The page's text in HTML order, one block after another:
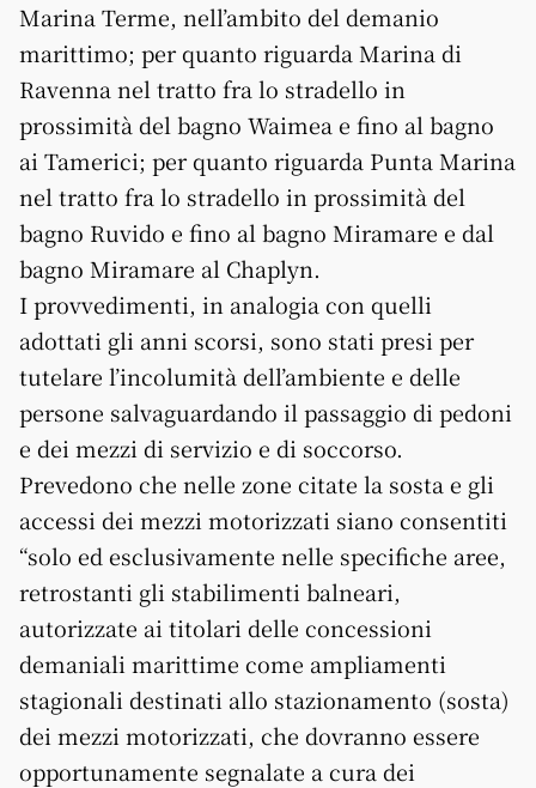
Marina Terme, nell’ambito del demanio
marittimo; per quanto riguarda Marina di
Ravenna nel tratto fra lo stradello in
prossimità del bagno Waimea e fino al bagno
ai Tamerici; per quanto riguarda Punta Marina
nel tratto fra lo stradello in prossimità del
bagno Ruvido e fino al bagno Miramare e dal
bagno Miramare al Chaplyn.
I provvedimenti, in analogia con quelli
adottati gli anni scorsi, sono stati presi per
tutelare l’incolumità dell’ambiente e delle
persone salvaguardando il passaggio di pedoni
e dei mezzi di servizio e di soccorso.
Prevedono che nelle zone citate la sosta e gli
accessi dei mezzi motorizzati siano consentiti
“solo ed esclusivamente nelle specifiche aree,
retrostanti gli stabilimenti balneari,
autorizzate ai titolari delle concessioni
demaniali marittime come ampliamenti
stagionali destinati allo stazionamento (sosta)
dei mezzi motorizzati, che dovranno essere
opportunamente segnalate a cura dei